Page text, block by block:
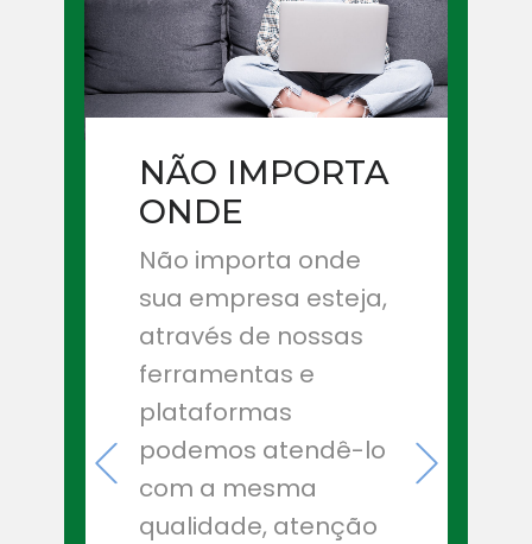
NÃO IMPORTA
ONDE
Não importa onde
sua empresa esteja,
através de nossas
ferramentas e
plataformas
podemos atendê-lo
com a mesma
qualidade, atenção